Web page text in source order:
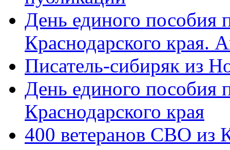
День единого пособия
Краснодарского края.
Писатель-сибиряк из
День единого пособия
Краснодарского края
400 ветеранов СВО из